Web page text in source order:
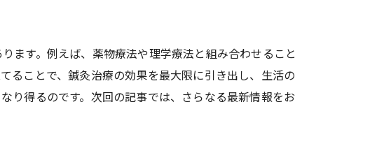
ム
ます。例えば、薬物療法や理学療法と組み合わせること
ることで、鍼灸治療の効果を最大限に引き出し、生活の
り得るのです。次回の記事では、さらなる最新情報をお